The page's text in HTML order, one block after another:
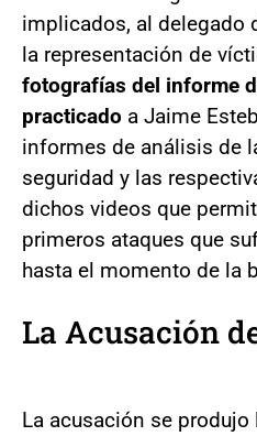
implicados, al delegado
la representación de
fotografías del informe
practicado a Jaime
informes de análisis de
seguridad y las
dichos videos que
primeros ataques que
hasta el momento de la
La Acusación
La acusación se produjo